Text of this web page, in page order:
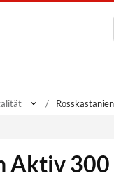
Aktiv